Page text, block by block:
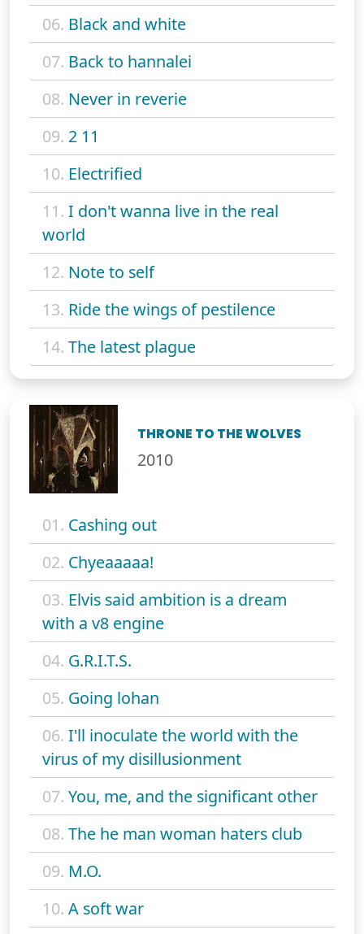
06. Black and white
07. Back to hannalei
08. Never in reverie
09. 2 11
10. Electrified
11. I don't wanna live in the real
world
12. Note to self
13. Ride the wings of pestilence
14. The latest plague
THRONE TO THE WOLVES
2010
01. Cashing out
02. Chyeaaaaa!
03. Elvis said ambition is a dream
with a v8 engine
04. G.R.I.T.S.
05. Going lohan
06. I'll inoculate the world with the
virus of my disillusionment
07. You, me, and the significant other
08. The he man woman haters club
09. M.O.
10. A soft war